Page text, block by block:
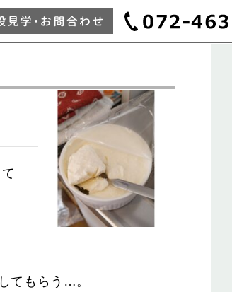
てもらう…。